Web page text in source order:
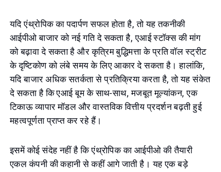
यदि एंथ्रोपिक का पदार्पण सफल होता है, तो यह तकनीकी
आईपीओ बाजार को नई गति दे सकता है, एआई स्टॉक्स की मांग
को बढ़ावा दे सकता है और कृत्रिम बुद्धिमत्ता के प्रति वॉल स्ट्रीट
के दृष्टिकोण को लंबे समय के लिए आकार दे सकता है। हालांकि,
यदि बाजार अधिक सतर्कता से प्रतिक्रिया करता है, तो यह संकेत
दे सकता है कि एआई बूम के साथ-साथ, मजबूत मूल्यांकन, एक
टिकाऊ व्यापार मॉडल और वास्तविक वित्तीय प्रदर्शन बढ़ती हुई
महत्वपूर्णता प्राप्त कर रहे हैं।
इसमें कोई संदेह नहीं है कि एंथ्रोपिक का आईपीओ की तैयारी
एकल कंपनी की कहानी से कहीं आगे जाती है। यह एक बड़े